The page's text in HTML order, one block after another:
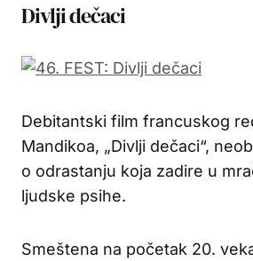
Divlji dečaci
Debitantski film francuskog
Mandikoa, „Divlji dečaci“,
o odrastanju koja zadire u
ljudske psihe.
Smeštena na početak 20.